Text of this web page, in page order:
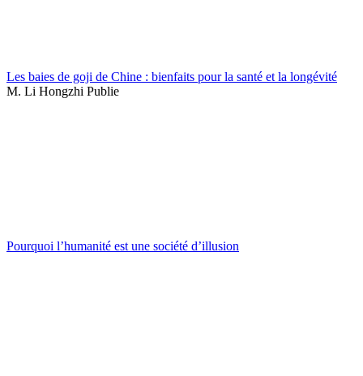
Les baies de goji de Chine : bienfaits pour la santé et la longévité
M. Li Hongzhi Publie
Pourquoi l’humanité est une société d’illusion